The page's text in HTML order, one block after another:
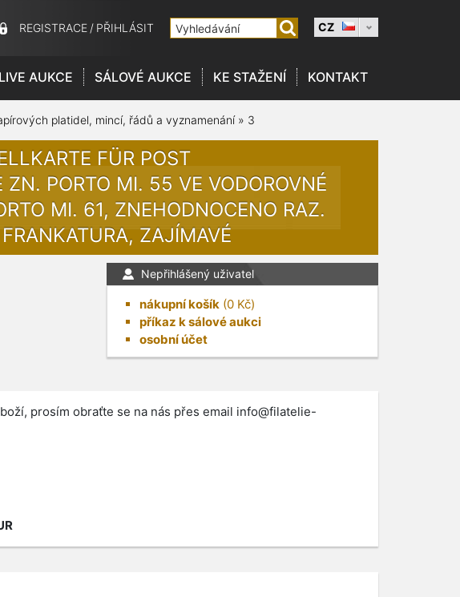
REGISTRACE / PŘIHLÁSIT CZ
LIVE AUKCE SÁLOVÉ AUKCE KE STAŽENÍ KONTAKT
platidel, mincí, řádů a vyznamenání » 3
FÜR POST
PORTO MI. 55 VE VODOROVNÉ
MI. 61, ZNEHODNOCENO RAZ.
ZAJÍMAVÉ
Nepřihlášený uživatel
nákupní košík (0 Kč)
příkaz k sálové aukci
osobní účet
prosím obraťte se na nás přes email info@filatelie-